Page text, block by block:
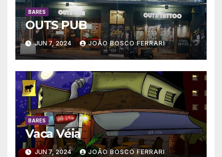
BARES
OUTS PUB
JUN 7, 2024 JOÃO BOSCO FERRARI
BARES
Vaca Véia
JUN 7, 2024 JOÃO BOSCO FERRARI